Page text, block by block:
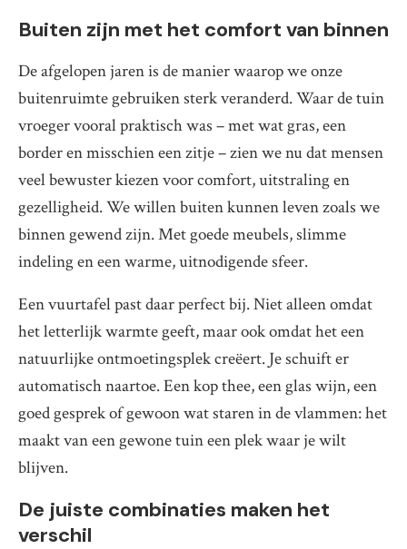
Buiten zijn met het comfort van binnen
De afgelopen jaren is de manier waarop we onze
buitenruimte gebruiken sterk veranderd. Waar de tuin
vroeger vooral praktisch was – met wat gras, een
border en misschien een zitje – zien we nu dat mensen
veel bewuster kiezen voor comfort, uitstraling en
gezelligheid. We willen buiten kunnen leven zoals we
binnen gewend zijn. Met goede meubels, slimme
indeling en een warme, uitnodigende sfeer.
Een vuurtafel past daar perfect bij. Niet alleen omdat
het letterlijk warmte geeft, maar ook omdat het een
natuurlijke ontmoetingsplek creëert. Je schuift er
automatisch naartoe. Een kop thee, een glas wijn, een
goed gesprek of gewoon wat staren in de vlammen: het
maakt van een gewone tuin een plek waar je wilt
blijven.
De juiste combinaties maken het
verschil